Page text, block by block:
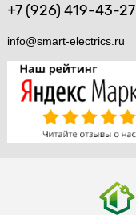
+7 (926) 419-43-27
info@smart-electrics.ru